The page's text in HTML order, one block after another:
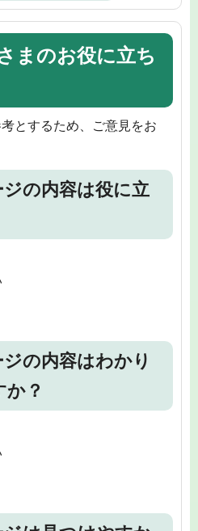
まのお役に立ち
とするため、ご意見をお
の内容は役に立
の内容はわかり
？